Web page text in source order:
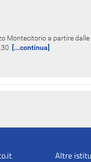
Montecitorio a partire dalle
[...continua]
Altre